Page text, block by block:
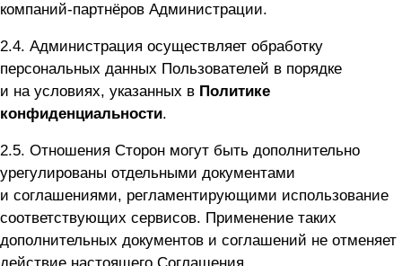
компаний-партнёров Администрации.
2.4. Администрация осуществляет обработку
персональных данных Пользователей в порядке
и на условиях, указанных в Политике
конфиденциальности.
2.5. Отношения Сторон могут быть дополнительно
урегулированы отдельными документами
и соглашениями, регламентирующими использование
соответствующих сервисов. Применение таких
дополнительных документов и соглашений не отменяет